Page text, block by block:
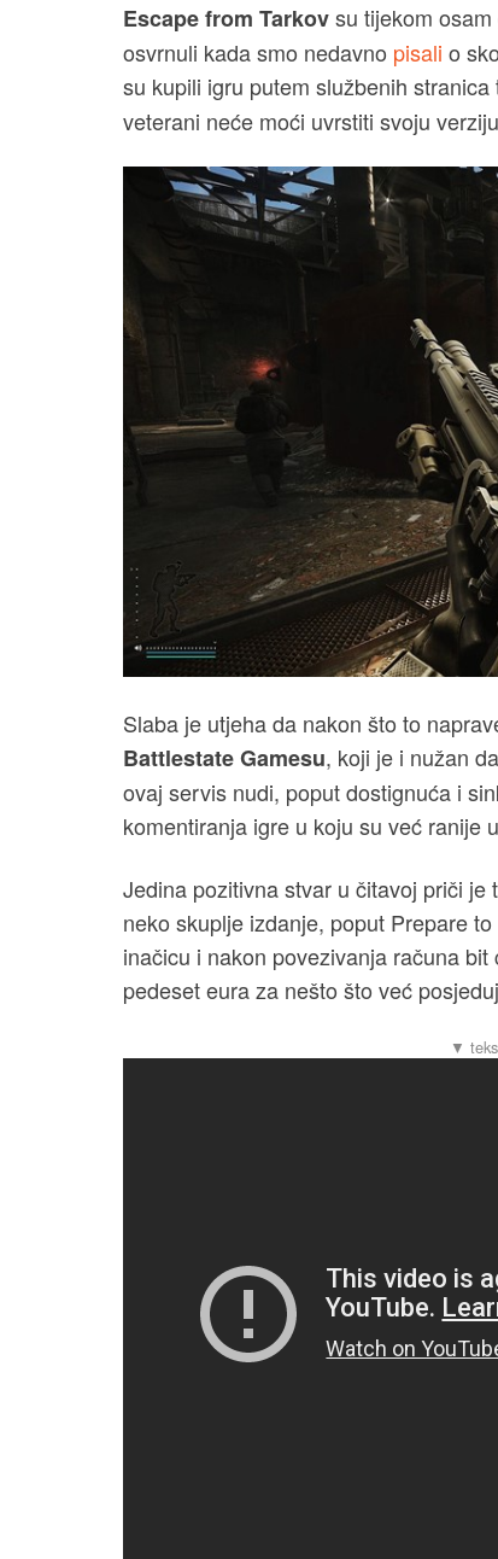
Escape from Tarkovsu tijekom
osvrnuli kada smo nedavno pisali o
su kupili igru putem službenih
veterani neće moći uvrstiti svoju
Slaba je utjeha da nakon što to
Battlestate Gamesu, koji je i nužan
ovaj servis nudi, poput dostignuća i
komentiranja igre u koju su već ranije
Jedina pozitivna stvar u čitavoj priči
neko skuplje izdanje, poput Prepare
inačicu i nakon povezivanja računa
pedeset eura za nešto što već